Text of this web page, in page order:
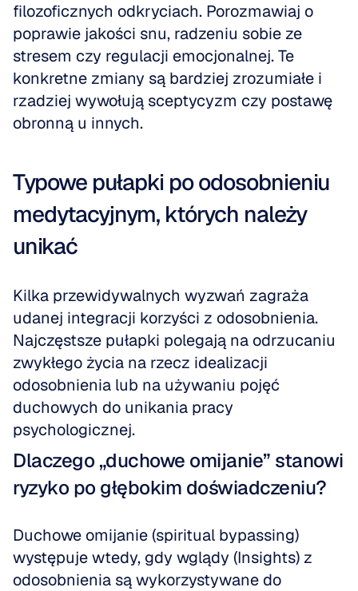
filozoficznych odkryciach. Porozmawiaj o
poprawie jakości snu, radzeniu sobie ze
stresem czy regulacji emocjonalnej. Te
konkretne zmiany są bardziej zrozumiałe i
rzadziej wywołują sceptycyzm czy postawę
obronną u innych.
Typowe pułapki po odosobnieniu
medytacyjnym, których należy
unikać
Kilka przewidywalnych wyzwań zagraża
udanej integracji korzyści z odosobnienia.
Najczęstsze pułapki polegają na odrzucaniu
zwykłego życia na rzecz idealizacji
odosobnienia lub na używaniu pojęć
duchowych do unikania pracy
psychologicznej.
Dlaczego „duchowe omijanie” stanowi
ryzyko po głębokim doświadczeniu?
Duchowe omijanie (spiritual bypassing)
występuje wtedy, gdy wglądy (Insights) z
odosobnienia są wykorzystywane do